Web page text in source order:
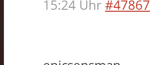
15:24 Uhr #47867